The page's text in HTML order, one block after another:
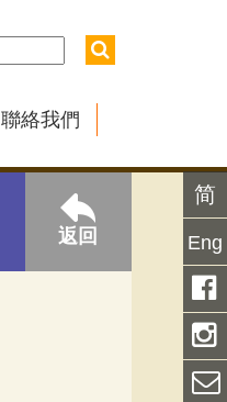
聯絡我們
返回
简
Eng